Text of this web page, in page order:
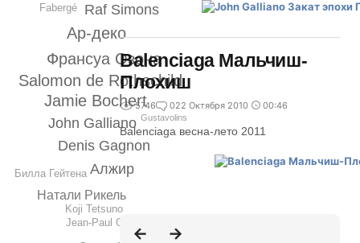
Salomon de Rothschild
Jamie Bochert
Франсуа Озона
Ар-деко
John Galliano
Denis Gagnon
Raf Simons
Алжир
Натали Рикель
Fabergé
Jean-Рaul Gaultier
Билла Гейтена
Koji Tetsuno
Gustavolins
Balenciaga Мальчиш-
Плохиш
5746 022 Октября 2010 00:46
Balenciaga весна-лето 2011